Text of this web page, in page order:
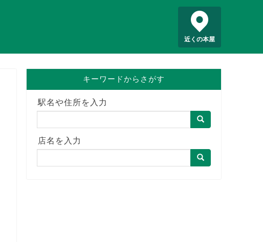
近くの本屋
キーワードからさがす
駅名や住所を入力
店名を入力